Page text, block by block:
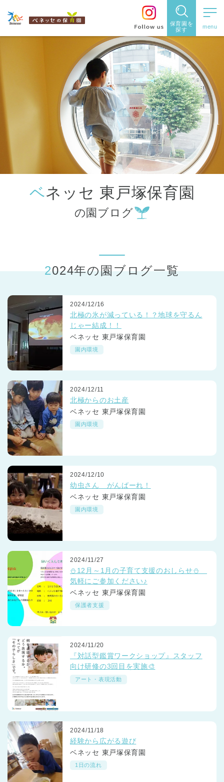
保育園を
探す
保育園を探す
住所・駅
名から探
す
都道府県
から探す
ベネッセ 東戸塚保育園
の園ブログ
2024年の園ブログ一覧
2024/12/16
北極の氷が減っている！？地球を守るん
じゃー結成！！
ベネッセ 東戸塚保育園
園内環境
2024/12/11
北極からのお土産
ベネッセ 東戸塚保育園
園内環境
2024/12/10
幼虫さん がんばーれ！
ベネッセ 東戸塚保育園
園内環境
2024/11/27
⛄12月～1月の子育て支援のおしらせ⛄
気軽にご参加ください♪
ベネッセ 東戸塚保育園
保護者支援
2024/11/20
『対話型鑑賞ワークショップ』スタッフ
向け研修の3回目を実施🎨
アート・表現活動
2024/11/18
経験から広がる遊び
ベネッセ 東戸塚保育園
1日の流れ